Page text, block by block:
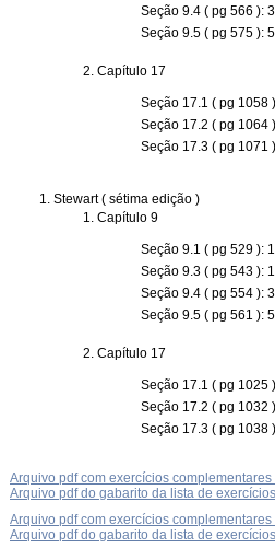
Seção 9.4 ( pg 566 ):
Seção 9.5 ( pg 575 ):
Capítulo 17
Seção 17.1 ( pg 1058
Seção 17.2 ( pg 1064
Seção 17.3 ( pg 1071
Stewart ( sétima edição )
Capítulo 9
Seção 9.1 ( pg 529 ):
Seção 9.3 ( pg 543 ):
Seção 9.4 ( pg 554 ):
Seção 9.5 ( pg 561 ):
Capítulo 17
Seção 17.1 ( pg 1025
Seção 17.2 ( pg 1032
Seção 17.3 ( pg 1038
Arquivo pdf com exercícios
Arquivo pdf do gabarito da lista de
Arquivo pdf com exercícios
Arquivo pdf do gabarito da lista de